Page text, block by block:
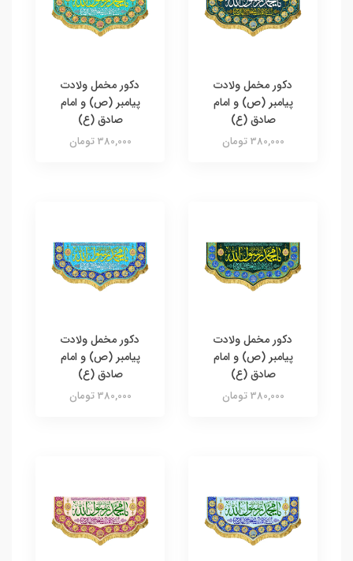
دکور مخمل ولادت
پیامبر (ص) و امام
صادق (ع)
380,000 تومان
دکور مخمل ولادت
پیامبر (ص) و امام
صادق (ع)
380,000 تومان
دکور مخمل ولادت
پیامبر (ص) و امام
صادق (ع)
380,000 تومان
دکور مخمل ولادت
پیامبر (ص) و امام
صادق (ع)
380,000 تومان